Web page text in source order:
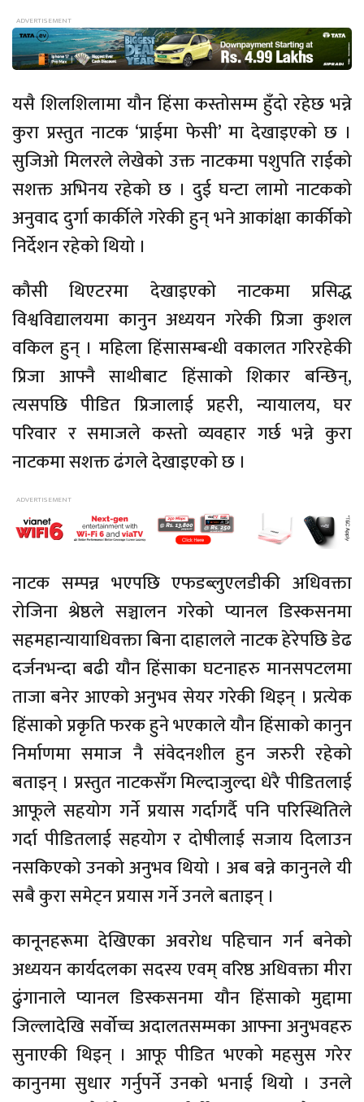
यसै शिलशिलामा यौन हिंसा कस्तोसम्म हुँदो रहेछ भन्ने
कुरा प्रस्तुत नाटक ‘प्राईमा फेसी’ मा देखाइएको छ ।
सुजिओ मिलरले लेखेको उक्त नाटकमा पशुपति राईको
सशक्त अभिनय रहेको छ । दुई घन्टा लामो नाटकको
अनुवाद दुर्गा कार्कीले गरेकी हुन् भने आकांक्षा कार्कीको
निर्देशन रहेको थियो ।
कौसी थिएटरमा देखाइएको नाटकमा प्रसिद्ध
विश्वविद्यालयमा कानुन अध्ययन गरेकी प्रिजा कुशल
वकिल हुन् । महिला हिंसासम्बन्धी वकालत गरिरहेकी
प्रिजा आफ्नै साथीबाट हिंसाको शिकार बन्छिन्,
त्यसपछि पीडित प्रिजालाई प्रहरी, न्यायालय, घर
परिवार र समाजले कस्तो व्यवहार गर्छ भन्ने कुरा
नाटकमा सशक्त ढंगले देखाइएको छ ।
नाटक सम्पन्न भएपछि एफडब्लुएलडीकी अधिवक्ता
रोजिना श्रेष्ठले सञ्चालन गरेको प्यानल डिस्कसनमा
सहमहान्यायाधिवक्ता बिना दाहालले नाटक हेरेपछि डेढ
दर्जनभन्दा बढी यौन हिंसाका घटनाहरु मानसपटलमा
ताजा बनेर आएको अनुभव सेयर गरेकी थिइन् । प्रत्येक
हिंसाको प्रकृति फरक हुने भएकाले यौन हिंसाको कानुन
निर्माणमा समाज नै संवेदनशील हुन जरुरी रहेको
बताइन् । प्रस्तुत नाटकसँग मिल्दाजुल्दा धेरै पीडितलाई
आफूले सहयोग गर्ने प्रयास गर्दागर्दै पनि परिस्थितिले
गर्दा पीडितलाई सहयोग र दोषीलाई सजाय दिलाउन
नसकिएको उनको अनुभव थियो । अब बन्ने कानुनले यी
सबै कुरा समेट्न प्रयास गर्ने उनले बताइन् ।
कानूनहरूमा देखिएका अवरोध पहिचान गर्न बनेको
अध्ययन कार्यदलका सदस्य एवम् वरिष्ठ अधिवक्ता मीरा
ढुंगानाले प्यानल डिस्कसनमा यौन हिंसाको मुद्दामा
जिल्लादेखि सर्वोच्च अदालतसम्मका आफ्ना अनुभवहरु
सुनाएकी थिइन् । आफू पीडित भएको महसुस गरेर
कानुनमा सुधार गर्नुपर्ने उनको भनाई थियो । उनले